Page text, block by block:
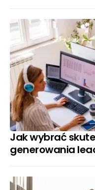
Jak wybrać
generowania